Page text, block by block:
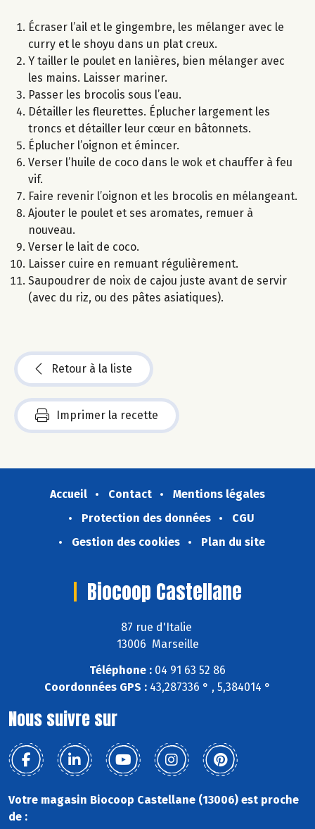
Écraser l’ail et le gingembre, les mélanger avec le
curry et le shoyu dans un plat creux.
Y tailler le poulet en lanières, bien mélanger avec
les mains. Laisser mariner.
Passer les brocolis sous l’eau.
Détailler les fleurettes. Éplucher largement les
troncs et détailler leur cœur en bâtonnets.
Éplucher l’oignon et émincer.
Verser l’huile de coco dans le wok et chauffer à feu
vif.
Faire revenir l’oignon et les brocolis en mélangeant.
Ajouter le poulet et ses aromates, remuer à
nouveau.
Verser le lait de coco.
Laisser cuire en remuant régulièrement.
Saupoudrer de noix de cajou juste avant de servir
(avec du riz, ou des pâtes asiatiques).
Retour à la liste
Imprimer la recette
Accueil Contact
Mentions légales
Protection des données
CGU
Gestion des cookies
Plan du site
Biocoop Castellane
87 rue d'Italie
13006 Marseille
Téléphone : 04 91 63 52 86
Coordonnées GPS : 43,287336 ° , 5,384014 °
Nous suivre sur
Votre magasin Biocoop Castellane (13006) est proche
de :